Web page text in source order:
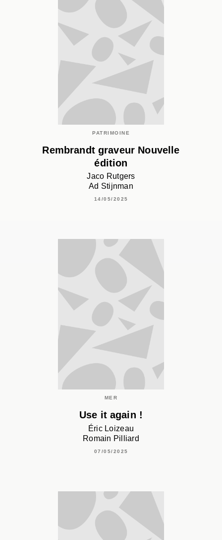
PATRIMOINE
Rembrandt graveur Nouvelle
édition
Jaco Rutgers
Ad Stijnman
14/05/2025
MER
Use it again !
Éric Loizeau
Romain Pilliard
07/05/2025